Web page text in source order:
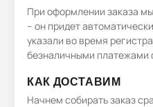
При оформлении заказа
– он придет
указали во время
безналичными платежами
КАК ДОСТАВИМ
Начнем собирать заказ